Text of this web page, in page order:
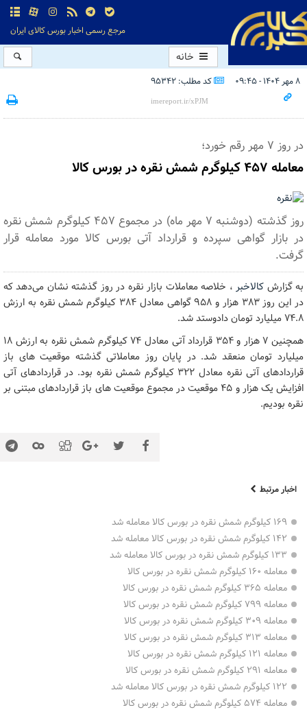
مرجع رسمی اخبار بورس کالای ایران
خانه
۸ مهر ۱۴۰۴ - ۰۹:۴۵ کد مطلب: 95342
در روز ۷ مهر رقم خورد؛
معامله ۴۵۷ کیلوگرم شمش نقره در بورس کالا
روز گذشته (دوشنبه ۷ مهر ماه) در مجموع ۴۵۷ کیلوگرم شمش نقره
در بازار گواهی سپرده و قرارداد آتی بورس کالا مورد معامله قرار
گرفت.
به گزارش کالاخبر ، خلاصه معاملات بازار نقره در روز گذشته نشان می‌دهد که
در این روز ۳۸۳ هزار و ۹۵۸ گواهی معادل ۳۸۴ کیلوگرم شمش نقره به ارزش
۷۴.۸ میلیارد تومان دادوستد شد.
همچنین ۷ هزار و ۳۵۴ قرارداد آتی معادل ۷۴ کیلوگرم شمش نقره به ارزش ۱۸
میلیارد تومان منعقد شد. در پایان روز معاملاتی گذشته موقعیت های باز
قراردادهای آتی نقره معادل ۳۲۲ کیلوگرم شمش نقره بود. در قراردادهای آتی
افزایش یک هزار و ۴۵ موقعیت در مجموع موقعیت های باز قراردادهای مبتنی بر
نقره بودیم.
اخبار مرتبط
۱۶۹ کیلوگرم شمش نقره در بورس کالا معامله شد
۱۴۲ کیلوگرم شمش نقره در بورس کالا معامله شد
۱۳۳ کیلوگرم شمش نقره در بورس کالا معامله شد
معامله ۱۶۰ کیلوگرم شمش نقره در بورس کالا
معامله ۳۶۵ کیلوگرم شمش نقره در بورس کالا
معامله ۷۹۹ کیلوگرم شمش نقره در بورس کالا
معامله ۳۰۹ کیلوگرم شمش نقره در بورس کالا
معامله ۳۱۳ کیلوگرم شمش نقره در بورس کالا
معامله ۱۲۱ کیلوگرم شمش نقره در بورس کالا
معامله ۲۹۱ کیلوگرم شمش نقره در بورس کالا
۱۲۲ کیلوگرم شمش نقره در بورس کالا معامله شد
معامله ۵۷۴ کیلوگرم شمش نقره در بورس کالا